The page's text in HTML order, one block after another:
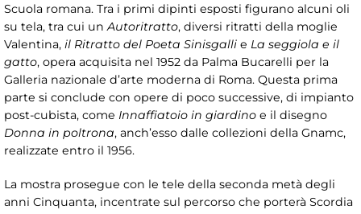
Scuola romana. Tra i primi dipinti esposti figurano alcuni oli
su tela, tra cui unAutoritratto, diversi ritratti della moglie
Valentina, il Ritratto del Poeta Sinisgalli e La seggiola e il
gatto, opera acquisita nel 1952 da Palma Bucarelli per la
Galleria nazionale d’arte moderna di Roma. Questa prima
parte si conclude con opere di poco successive, di impianto
post-cubista, come Innaffiatoio in giardino e il disegno
Donna in poltrona, anch’esso dalle collezioni della Gnamc,
realizzate entro il 1956.
La mostra prosegue con le tele della seconda metà degli
anni Cinquanta, incentrate sul percorso che porterà Scordia